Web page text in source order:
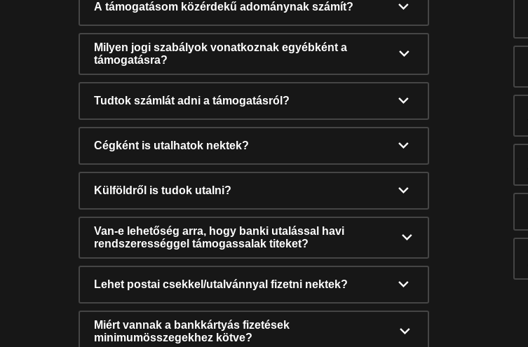
A támogatásom közérdekű adománynak számít?
Milyen jogi szabályok vonatkoznak egyébként a
támogatásra?
Tudtok számlát adni a támogatásról?
Cégként is utalhatok nektek?
Külföldről is tudok utalni?
Van-e lehetőség arra, hogy banki utalással havi
rendszerességgel támogassalak titeket?
Lehet postai csekkel/utalvánnyal fizetni nektek?
Miért vannak a bankkártyás fizetések
minimumösszegekhez kötve?